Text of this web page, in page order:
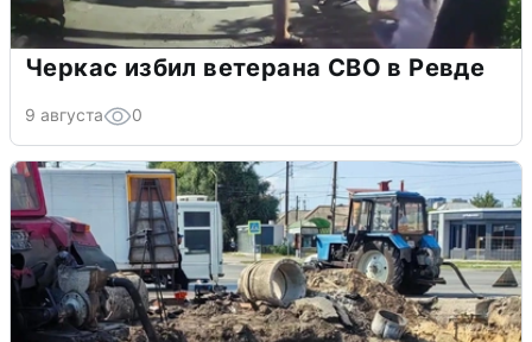
Черкас избил ветерана СВО в Ревде
9 августа 0